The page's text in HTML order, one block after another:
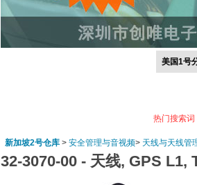
美国1号
热门搜索词
新加坡2号仓库 > 安全管理与音视频> 天线与天线管
32-3070-00 - 天线, GPS L1,